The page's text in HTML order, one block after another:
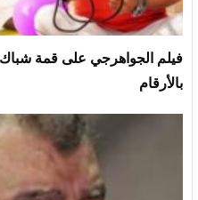
فيلم الجواهرجي على قمة شباك
بالأرقام